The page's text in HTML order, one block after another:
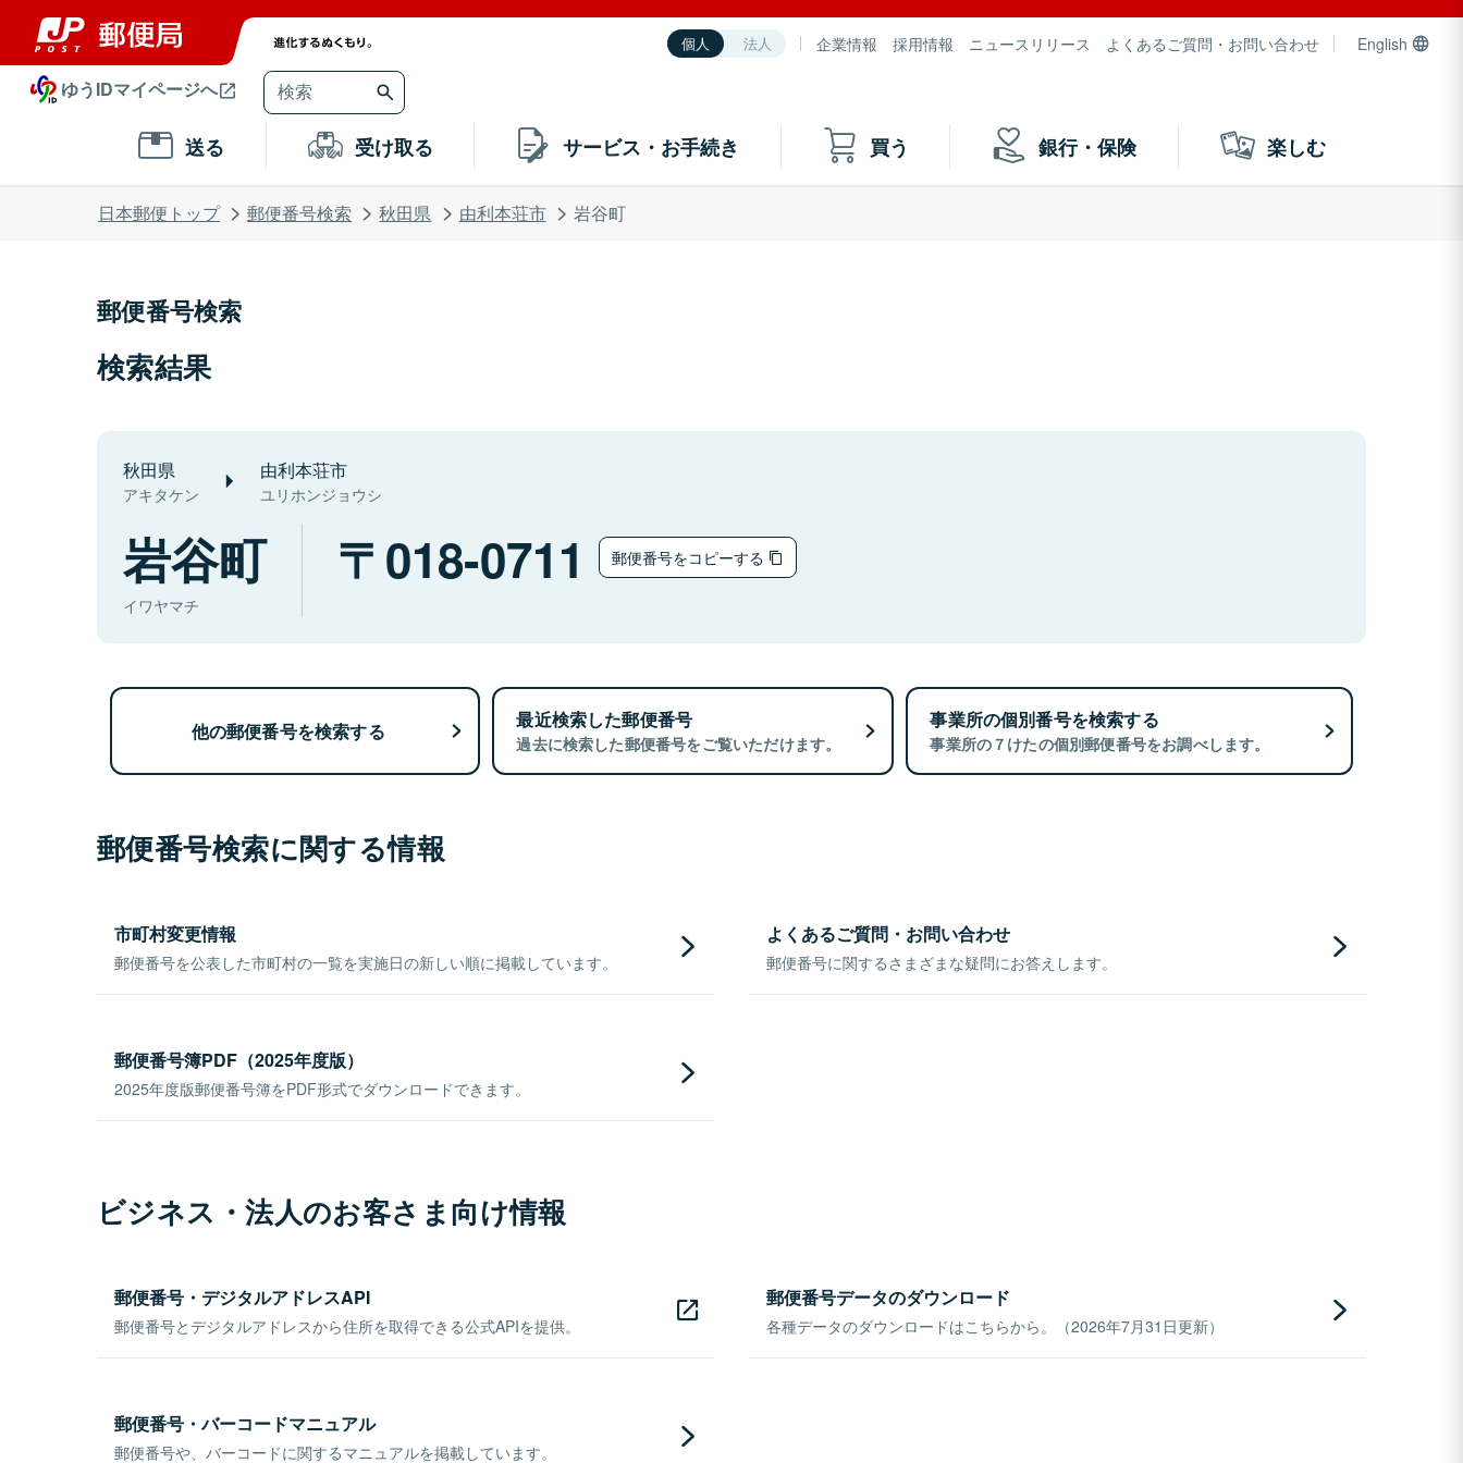
個人 法人 企業情報 採用情報 ニュースリリース よくあるご質問・お問い合わせ English
ゆうIDマイページへ
送る 受け取る サービス・お手続き 買う 銀行・保険 楽しむ
日本郵便トップ 郵便番号検索 秋田県 由利本荘市 岩谷町
郵便番号検索
検索結果
秋田県
アキタケン
由利本荘市
ユリホンジョウシ
岩谷町
イワヤマチ
018-0711 郵便番号をコピーする
他の郵便番号を検索する 最近検索した郵便番号
過去に検索した郵便番号をご覧いただけます。
事業所の個別番号を検索する
事業所の７けたの個別郵便番号をお調べします。
郵便番号検索に関する情報
市町村変更情報
郵便番号を公表した市町村の一覧を実施日の新しい順に掲載しています。
よくあるご質問・お問い合わせ
郵便番号に関するさまざまな疑問にお答えします。
郵便番号簿PDF（2025年度版）
2025年度版郵便番号簿をPDF形式でダウンロードできます。
ビジネス・法人のお客さま向け情報
郵便番号・デジタルアドレスAPI
郵便番号とデジタルアドレスから住所を取得できる公式APIを提供。
郵便番号データのダウンロード
各種データのダウンロードはこちらから。（2026年7月31日更新）
郵便番号・バーコードマニュアル
郵便番号や、バーコードに関するマニュアルを掲載しています。